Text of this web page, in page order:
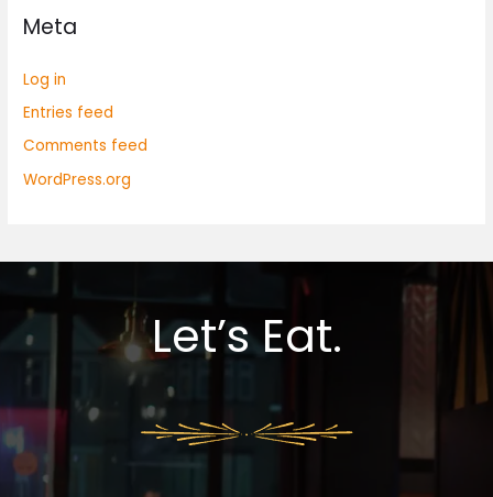
Meta
Log in
Entries feed
Comments feed
WordPress.org
Let’s Eat.